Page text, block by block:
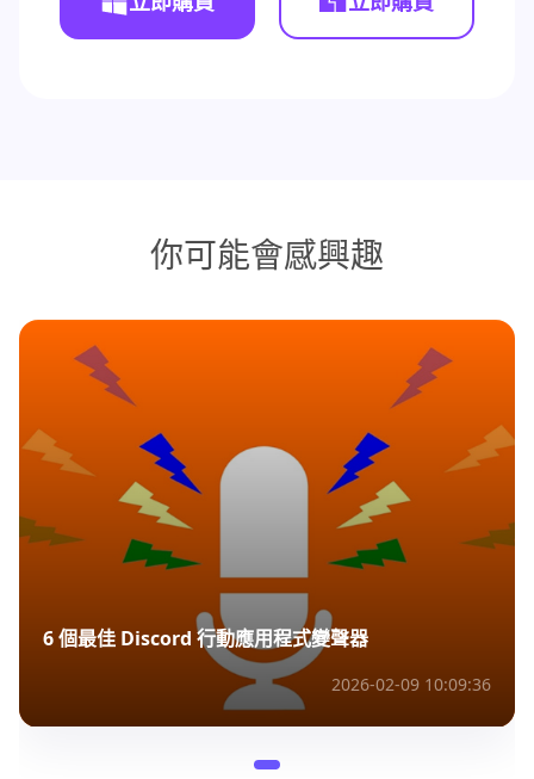
你可能會感興趣
6 個最佳 Discord 行動應用程式變聲器
2026-02-09 10:09:36